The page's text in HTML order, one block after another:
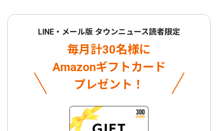
LINE・メール版 タウンニュース読者限定
毎月計30名様に
Amazonギフトカード
プレゼント！